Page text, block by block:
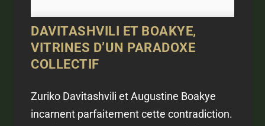
DAVITASHVILI ET BOAKYE,
VITRINES D’UN PARADOXE
COLLECTIF
Zuriko Davitashvili et Augustine Boakye
incarnent parfaitement cette contradiction.